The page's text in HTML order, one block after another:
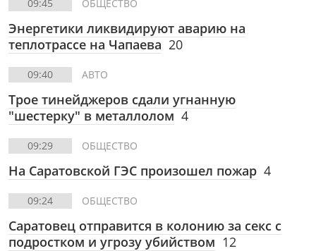
09:45 ОБЩЕСТВО
Энергетики ликвидируют аварию на
теплотрассе на Чапаева 20
09:40 АВТО
Трое тинейджеров сдали угнанную
"шестерку" в металлолом 4
09:29 ОБЩЕСТВО
На Саратовской ГЭС произошел пожар 4
09:24 ОБЩЕСТВО
Саратовец отправится в колонию за секс с
подростком и угрозу убийством 12